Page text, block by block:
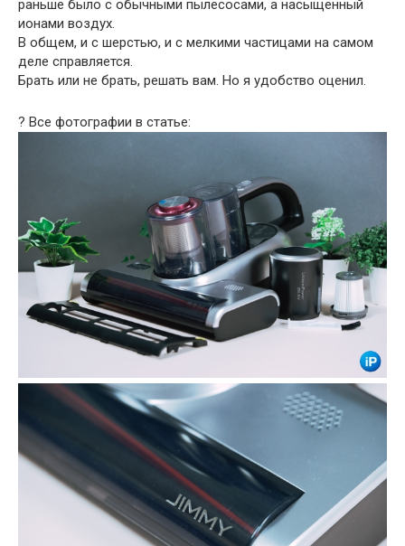
раньше было с обычными пылесосами, а насыщенный
ионами воздух.
В общем, и с шерстью, и с мелкими частицами на самом
деле справляется.
Брать или не брать, решать вам. Но я удобство оценил.
? Все фотографии в статье: